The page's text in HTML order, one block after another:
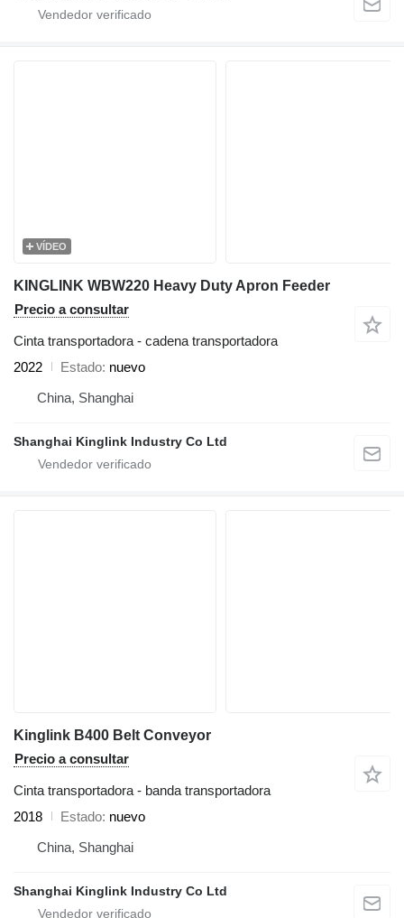
VÍDEO
KINGLINK WBW220 Heavy Duty Apron Feeder
Precio a consultar
Cinta transportadora - cadena transportadora
2022
Estado nuevo
China, Shanghai
Shanghai Kinglink Industry Co Ltd
Kinglink B400 Belt Conveyor
Precio a consultar
Cinta transportadora - banda transportadora
2018
Estado nuevo
China, Shanghai
Shanghai Kinglink Industry Co Ltd